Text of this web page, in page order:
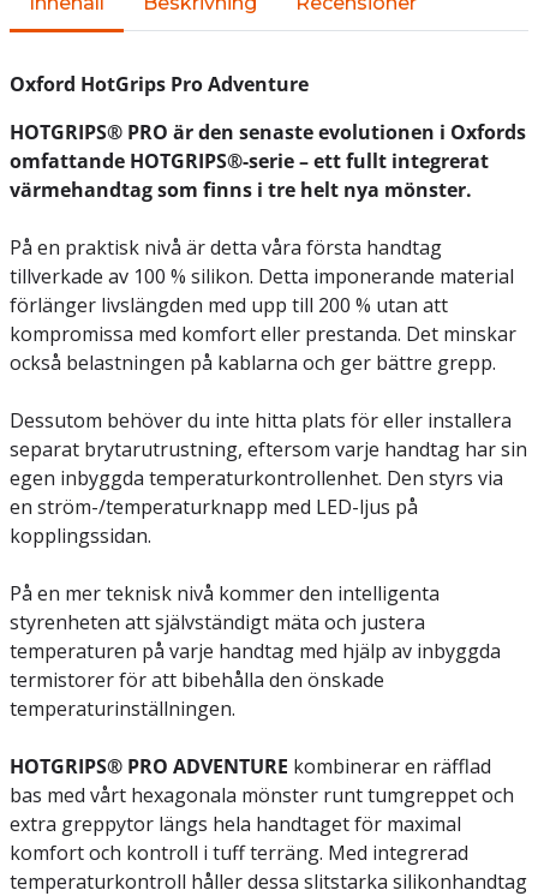
Oxford HotGrips Pro Adventure
HOTGRIPS® PRO är den senaste evolutionen i Oxfords
omfattande HOTGRIPS®-serie – ett fullt integrerat
värmehandtag som finns i tre helt nya mönster.
På en praktisk nivå är detta våra första handtag
tillverkade av 100 % silikon. Detta imponerande material
förlänger livslängden med upp till 200 % utan att
kompromissa med komfort eller prestanda. Det minskar
också belastningen på kablarna och ger bättre grepp.
Dessutom behöver du inte hitta plats för eller installera
separat brytarutrustning, eftersom varje handtag har sin
egen inbyggda temperaturkontrollenhet. Den styrs via
en ström-/temperaturknapp med LED-ljus på
kopplingssidan.
På en mer teknisk nivå kommer den intelligenta
styrenheten att självständigt mäta och justera
temperaturen på varje handtag med hjälp av inbyggda
termistorer för att bibehålla den önskade
temperaturinställningen.
HOTGRIPS® PRO ADVENTURE kombinerar en räfflad
bas med vårt hexagonala mönster runt tumgreppet och
extra greppytor längs hela handtaget för maximal
komfort och kontroll i tuff terräng. Med integrerad
temperaturkontroll håller dessa slitstarka silikonhandtag